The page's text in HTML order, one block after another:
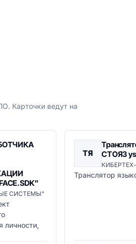
Карточки ведут на
СИСТЕМЫ"
личности,
ТЯ
СТОЯЗ
Транслятор